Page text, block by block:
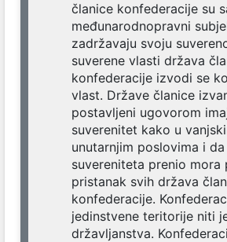
članice konfederacije su
međunarodnopravni
zadržavaju svoju
suverene vlasti država
konfederacije izvodi se
vlast. Države članice
postavljeni ugovorom
suverenitet kako u
unutarnjim poslovima i
suvereniteta prenio
pristanak svih država
konfederacije.
jedinstvene teritorije niti
državljanstva.